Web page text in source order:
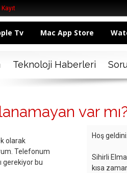
Kayıt
Tv Mac App Store
Teknoloji Haberleri
var
olarak
Telefonum
gerekiyor bu
Hoş
Sihirli
kısa